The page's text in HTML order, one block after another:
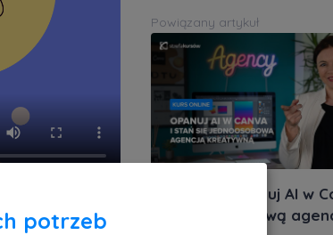
Powiązany artykuł
Premiera: Opanuj AI w
się jednoosobową
potrzeb